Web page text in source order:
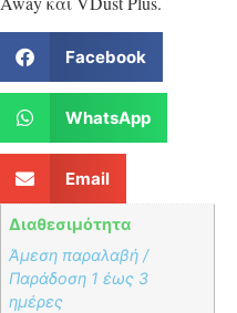
Facebook
WhatsApp
Email
Διαθεσιμότητα
Άμεση παραλαβή /
Παράδoση 1 έως 3
ημέρες